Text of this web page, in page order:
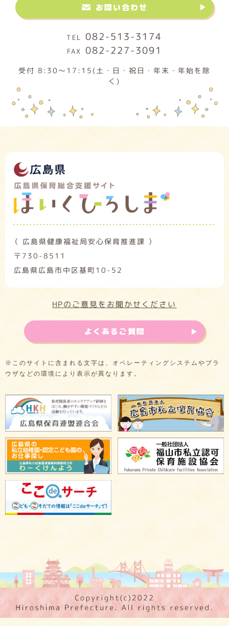
お問い合わせ
082-513-3174
082-227-3091
受付 8:30～17:15(土・日・祝日・年末・年始を除
く)
（ 広島県健康福祉局安心保育推進課 ）
〒730-8511
広島県広島市中区基町10-52
HPのご意見をお聞かせください
よくあるご質問
※このサイトに含まれる文字は、オペレーティングシステムやブラ
ウザなどの環境により表示が異なります。